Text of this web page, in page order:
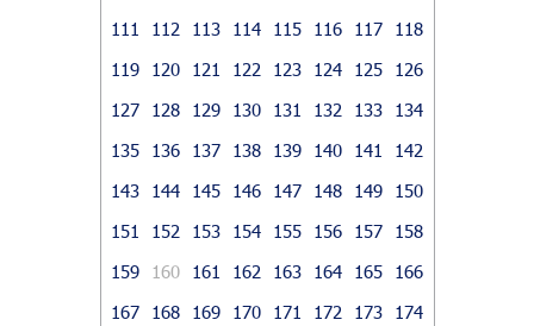
111
112 113 114 115 116 117
118
119
120 121 122 123 124 125
126
127
128 129 130 131 132 133
134
135
136 137 138 139 140 141
142
143
144 145 146 147 148 149
150
151
152 153 154 155 156 157
158
159
160 161 162 163 164 165
166
167
168 169 170 171 172 173
174